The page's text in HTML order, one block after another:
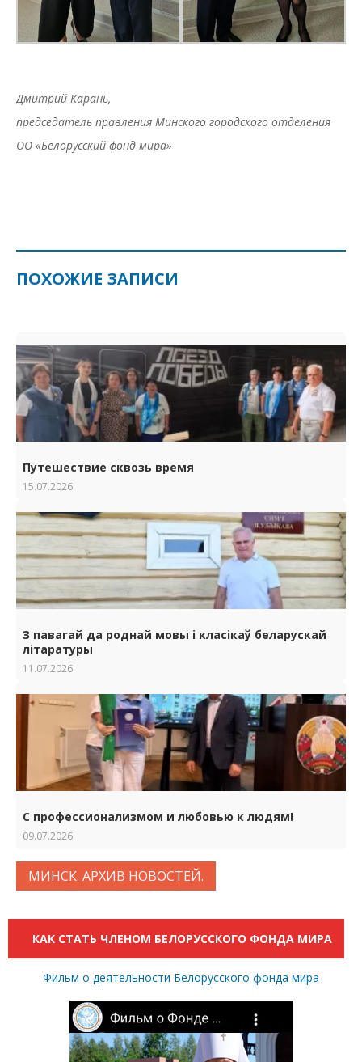
Дмитрий Карань,
председатель правления Минского городского отделения
ОО «Белорусский фонд мира»
ПОХОЖИЕ ЗАПИСИ
Путешествие сквозь время
15.07.2026
З павагай да роднай мовы i класiкаў беларускай
лiтаратуры
11.07.2026
С профессионализмом и любовью к людям!
09.07.2026
МИНСК. АРХИВ НОВОСТЕЙ.
КАК СТАТЬ ЧЛЕНОМ БЕЛОРУССКОГО ФОНДА МИРА
Фильм о деятельности Белорусского фонда мира